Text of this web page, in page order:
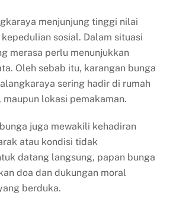
menjunjung tinggi nilai
sosial. Dalam situasi
merasa perlu menunjukkan
Oleh sebab itu, karangan bunga
sering hadir di rumah
lokasi pemakaman.
juga mewakili kehadiran
atau kondisi tidak
datang langsung, papan bunga
doa dan dukungan moral
berduka.